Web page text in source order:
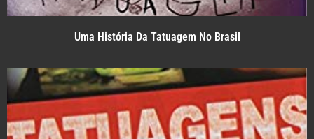
Uma História Da Tatuagem No Brasil